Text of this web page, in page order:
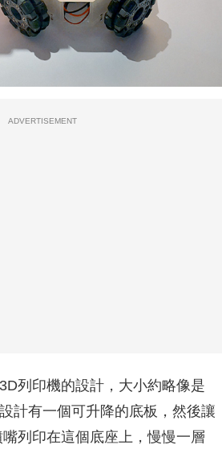
ADVERTISEMENT
列印機的設計，大小約略像是
計有一個可升降的底板，然後讓
列印在這個底座上，慢慢一層